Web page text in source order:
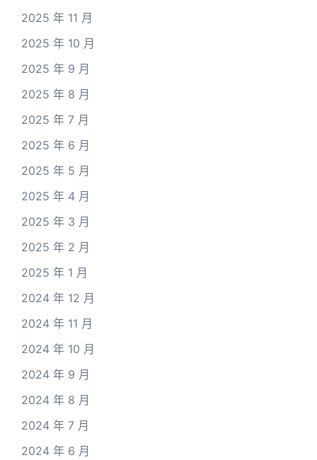
2025 年 11 月
2025 年 10 月
2025 年 9 月
2025 年 8 月
2025 年 7 月
2025 年 6 月
2025 年 5 月
2025 年 4 月
2025 年 3 月
2025 年 2 月
2025 年 1 月
2024 年 12 月
2024 年 11 月
2024 年 10 月
2024 年 9 月
2024 年 8 月
2024 年 7 月
2024 年 6 月